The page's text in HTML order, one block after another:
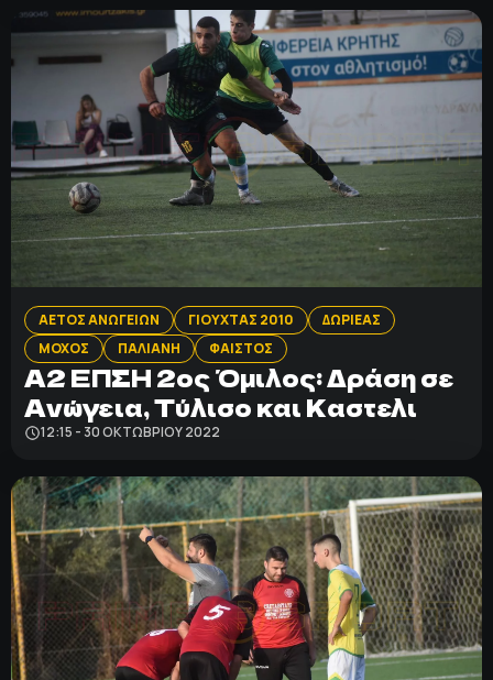
ΠΡΟΓΡΑΜΜΑ
ΒΑΘΜΟΛΟΓΙΕΣ
FOLLOW US
ΠΟΛΙΤΙΚΗ ΑΠΟΡΡΗΤΟΥ
© 2022-2025 PRIMESPORT.GR
ΑΕΤΟΣ ΑΝΩΓΕΙΩΝ ΓΙΟΥΧΤΑΣ 2010
ΔΩΡΙΕΑΣ
ΜΟΧΟΣ
ΠΑΛΙΑΝΗ ΦΑΙΣΤΟΣ
Α2 ΕΠΣΗ 2ος Όμιλος: Δράση σε
Ανώγεια, Τύλισο και Καστελι
12:15 - 30 ΟΚΤΩΒΡΊΟΥ 2022